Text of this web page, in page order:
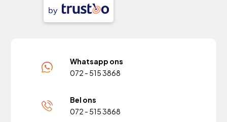
by
Whatsapp ons
072 - 515 3868
Bel ons
072 - 515 3868